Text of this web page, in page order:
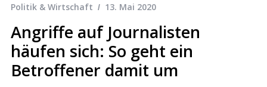
Politik & Wirtschaft 13. Mai 2020
Angriffe auf Journalisten
häufen sich: So geht ein
Betroffener damit um